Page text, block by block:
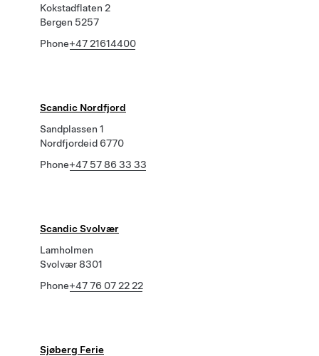
Kokstadflaten 2
Bergen 5257
Phone+47 21614400
Scandic Nordfjord
Sandplassen 1
Nordfjordeid 6770
Phone+47 57 86 33 33
Scandic Svolvær
Lamholmen
Svolvær 8301
Phone+47 76 07 22 22
Sjøberg Ferie